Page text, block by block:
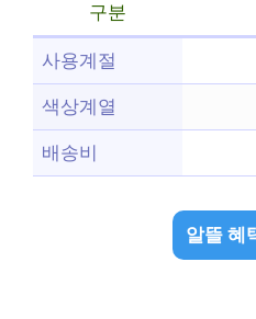
구분
사용계절
색상계열
배송비
알뜰 혜